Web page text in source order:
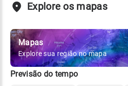
Explore os mapas
Mapas
Explore sua região no mapa
Previsão do tempo